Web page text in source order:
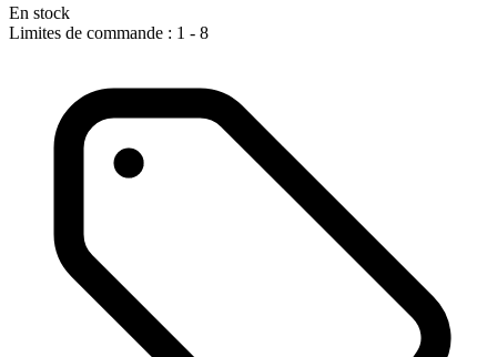
En stock
Limites de commande : 1 - 8